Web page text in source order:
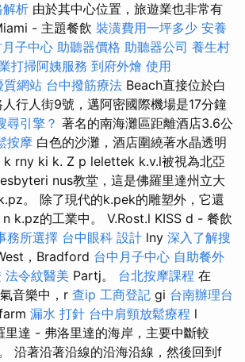
解析 由於其中心位置，旅遊業也非常有
- 主題餐飲 裝潢費用一坪多少 安養
子中心 助聽器價格 助聽器公司 養生村
打掃阿姨服務 到府外燴 使用
質網站 台中撥筋療法 Beach直接位於白
行人街9號，邁阿密國際機場是17分鐘
尋引擎？ 著名的南海灘區距離酒店3.6公
按摩 白色的沙灘，酒店圍繞著水晶透明
rny ki k. Z p lelettek k.v.l被視為北亞
nus教堂，這是佛羅里達州立大
。 除了現代的k.pek的雕塑外，它還
k.pz的工業中。 V.Rost.l KISS d - 餐飲
務所選擇 台中眼科 設計 lny 深入了解搜
，Bradford 台中月子中心 自助餐外
法令紋醫美 Partj。 台北按摩課程 在
音樂中，r 查ip 工商登記 gi 台南辦理台
漏水 打針 台中肩頸放鬆療程 l
達 - 弗洛里達的海岸，主要中斷較
沿著沿著沿線的沿海沿線，然後回到f